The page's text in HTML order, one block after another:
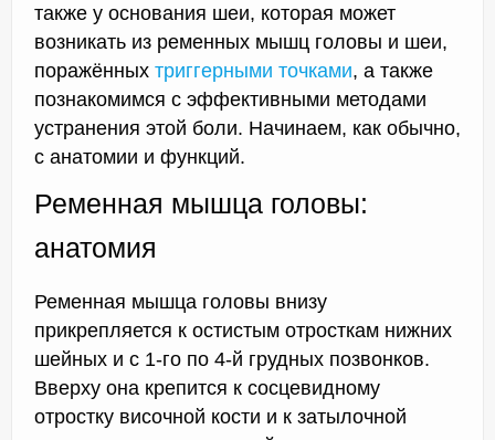
также у основания шеи, которая может
возникать из ременных мышц головы и шеи,
поражённых триггерными точками, а также
познакомимся с эффективными методами
устранения этой боли. Начинаем, как обычно,
с анатомии и функций.
Ременная мышца головы:
анатомия
Ременная мышца головы внизу
прикрепляется к остистым отросткам нижних
шейных и с 1-го по 4-й грудных позвонков.
Вверху она крепится к сосцевидному
отростку височной кости и к затылочной